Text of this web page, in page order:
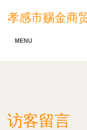
孝感市赐金商
MENU
访客留言